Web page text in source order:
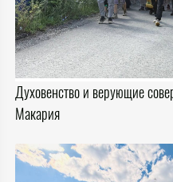
Духовенство и верующие
Макария